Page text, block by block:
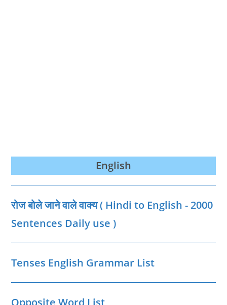
English
रोज बोले जाने वाले वाक्‍य ( Hindi to English - 2000
Sentences Daily use )
Tenses English Grammar List